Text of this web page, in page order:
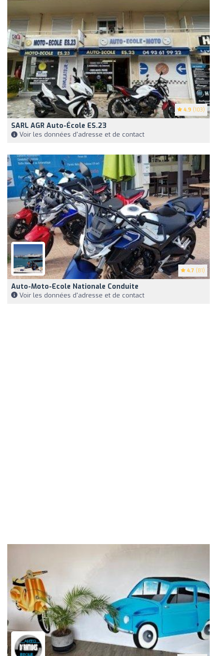
4.9 (103)
SARL AGR Auto-École ES.23
Voir les données d'adresse et de contact
4.7 (81)
Auto-Moto-Ecole Nationale Conduite
Voir les données d'adresse et de contact